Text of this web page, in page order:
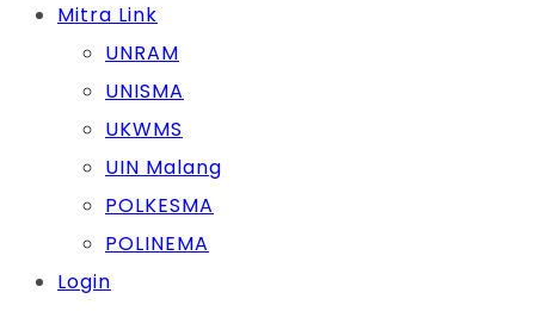
Mitra Link
UNRAM
UNISMA
UKWMS
UIN Malang
POLKESMA
POLINEMA
Login